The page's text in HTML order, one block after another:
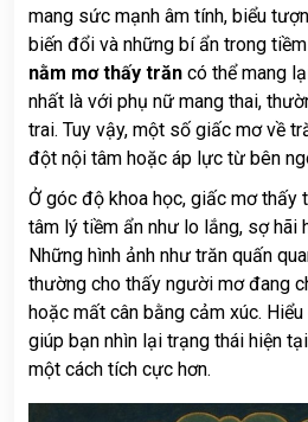
mang sức mạnh âm tính, biểu
biến đổi và những bí ẩn trong
nằm mơ thấy trăn có thể mang
nhất là với phụ nữ mang thai,
trai. Tuy vậy, một số giấc mơ về
đột nội tâm hoặc áp lực từ bên
Ở góc độ khoa học, giấc mơ thấy
tâm lý tiềm ẩn như lo lắng, sợ hãi
Những hình ảnh như trăn quấn
thường cho thấy người mơ đang
hoặc mất cân bằng cảm xúc.
giúp bạn nhìn lại trạng thái hiện
một cách tích cực hơn.